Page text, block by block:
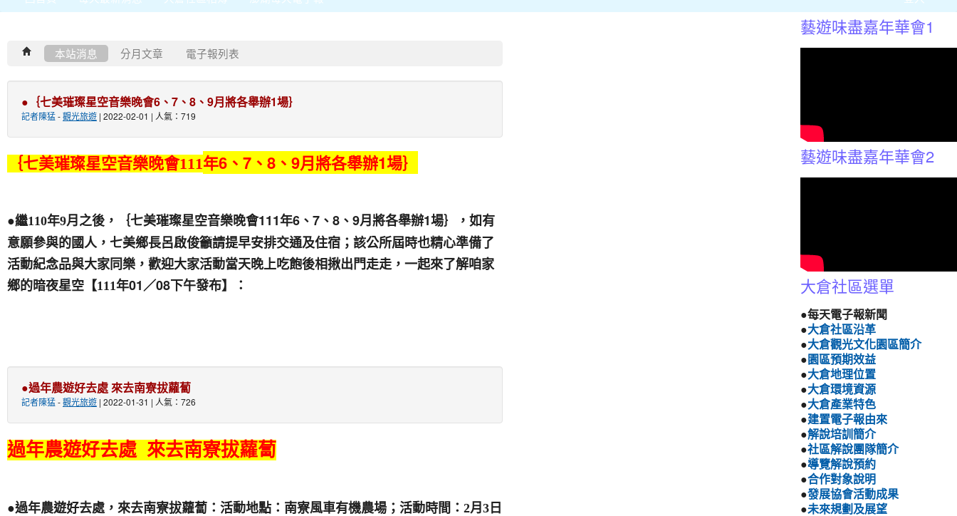
本站消息 分月文章 電子報列表
●｛七美璀璨星空音樂晚會6、7、8、9月將各舉辦1場｝
記者陳猛-觀光旅遊 | 2022-02-01 | 人氣：719
｛七美璀璨星空音樂晚會111年6、7、8、9月將各舉辦1場｝
●繼110年9月之後，｛七美璀璨星空音樂晚會111年6、7、8、9月將各舉辦1場｝，如有
意願參與的國人，七美鄉長呂啟俊籲請提早安排交通及住宿；該公所屆時也精心準備了
活動紀念品與大家同樂，歡迎大家活動當天晚上吃飽後相揪出門走走，一起來了解咱家
鄉的暗夜星空 【111年01／08下午發布】 ：
●過年農遊好去處 來去南寮拔蘿蔔
記者陳猛-觀光旅遊 | 2022-01-31 | 人氣：726
過年農遊好去處 來去南寮拔蘿蔔
●過年農遊好去處，來去南寮拔蘿蔔：活動地點：南寮風車有機農場；活動時間：2月3日
藝遊味盡嘉年華會1
藝遊味盡嘉年華會2
大倉社區選單
●每天電子報新聞
●大倉社區沿革
●大倉觀光文化園區簡介
● 園區預期效益
●大倉地理位置
●大倉環境資源
●大倉產業特色
●建置電子報由來
●解說培訓簡介
●社區解說團隊簡介
●導覽解說預約
●合作對象說明
●發展協會活動成果
●未來規劃及展望